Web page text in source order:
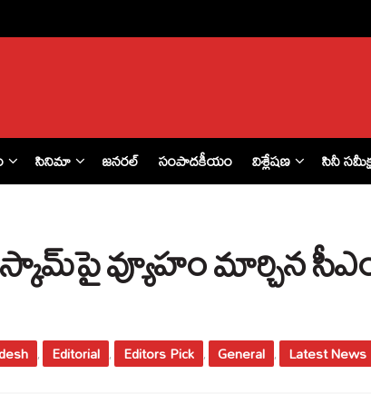
సినిమా జనరల్ సంపాదకీయం విశ్లేషణ సినీ
వ్యూహం మార్చిన
, Editorial , Editors Pick , General , Latest News